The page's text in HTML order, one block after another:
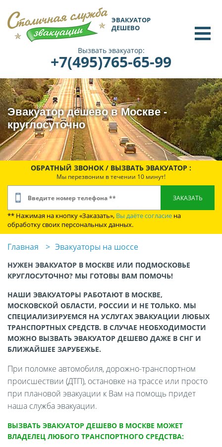
ЭВАКУАТОР
ДЕШЕВО
Вызвать эвакуатор:
+7(495)765-65-99
Эвакуатор дешево в Москве -
круглосуточно
ОБРАТНЫЙ ЗВОНОК / ВЫЗВАТЬ ЭВАКУАТОР :
Мы перезвоним в течении 10 минут!
** Нажимая на кнопку «Заказать», Вы даёте согласие на
обработку своих персональных данных.
Главная Эвакуаторы на шоссе
НУЖЕН ЭВАКУАТОР В МОСКВЕ ИЛИ ПОДМОСКОВЬЕ
КРУГЛОСУТОЧНО? МЫ ГОТОВЫ ВАМ ПОМОЧЬ!
НАШИ ЭВАКУАТОРЫ РАБОТАЮТ В МОСКВЕ,
МОСКОВСКОЙ ОБЛАСТИ, РОССИИ И НЕ ТОЛЬКО. МЫ
СПЕЦИАЛИЗИРУЕМСЯ НА УСЛУГАХ ЭВАКУАЦИИ ЛЮБЫХ
ТРАНСПОРТНЫХ СРЕДСТВ. В СЛУЧАЕ НЕОБХОДИМОСТИ
МОЖНО ВЫЗВАТЬ ЭВАКУАТОР ДЕШЕВО ДАЖЕ В СНГ И
БЛИЖАЙШЕЕ ЗАРУБЕЖЬЕ.
При поломке автомобиля, дорожно-транспортном
происшествии (ДТП), остановке на трассе или просто
при плановой эвакуации к Вам на помощь придет
наша служба эвакуации.
ВЫЗВАТЬ ЭВАКУАТОР ДЕШЕВО В МОСКВЕ МОЖЕТ
ВЛАДЕЛЕЦ ЛЮБОГО ТРАНСПОРТНОГО СРЕДСТВА: